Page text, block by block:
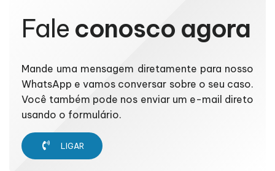
Fale conosco agora
Mande uma mensagem diretamente para nosso
WhatsApp e vamos conversar sobre o seu caso.
Você também pode nos enviar um e-mail direto
usando o formulário.
LIGAR